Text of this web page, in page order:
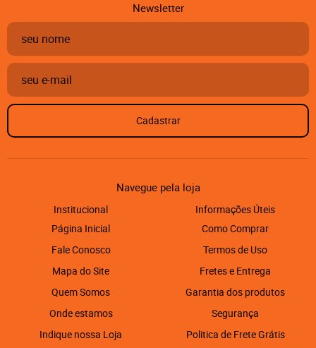
Newsletter
Cadastrar
Navegue pela loja
Institucional
Página Inicial
Fale Conosco
Mapa do Site
Quem Somos
Onde estamos
Indique nossa Loja
Informações Úteis
Como Comprar
Termos de Uso
Fretes e Entrega
Garantia dos produtos
Segurança
Politica de Frete Grátis